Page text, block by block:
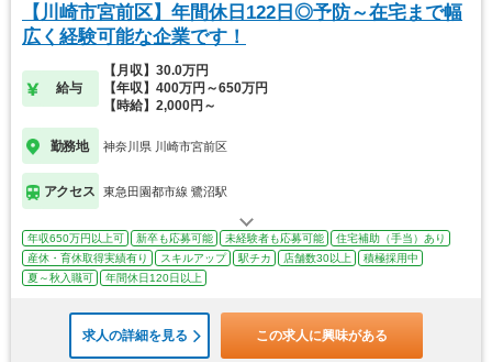
【川崎市宮前区】年間休日122日◎予防～在宅まで幅
広く経験可能な企業です！
給与
【月収】30.0万円
【年収】400万円～650万円
【時給】2,000円～
勤務地 神奈川県 川崎市宮前区
アクセス 東急田園都市線 鷺沼駅
年収650万円以上可 新卒も応募可能 未経験者も応募可能
住宅補助（手当）あり
産休・育休取得実績有り
スキルアップ 駅チカ 店舗数30以上
積極採用中
夏～秋入職可
年間休日120日以上
求人の詳細を見る この求人に興味がある